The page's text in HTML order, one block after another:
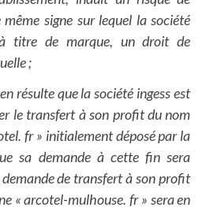
signe sur lequel la société
à titre de marque, un droit de
;
résulte que la société ingess est
le transfert à son profit du nom
fr » initialement déposé par la
sa demande à cette fin sera
de transfert à son profit
« arcotel-mulhouse. fr » sera en